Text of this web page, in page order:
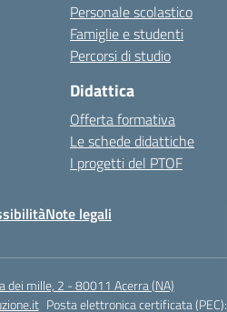
Personale scolastico
Famiglie e studenti
Percorsi di studio
Didattica
Offerta formativa
Le schede didattiche
I progetti del PTOF
Note legali
dei mille, 2 - 80011 Acerra (NA)
Posta elettronica certificata (PEC):